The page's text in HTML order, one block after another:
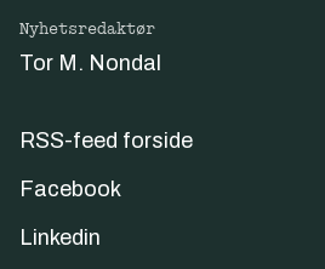
Nyhetsredaktør
Tor M. Nondal
RSS-feed forside
Facebook
Linkedin